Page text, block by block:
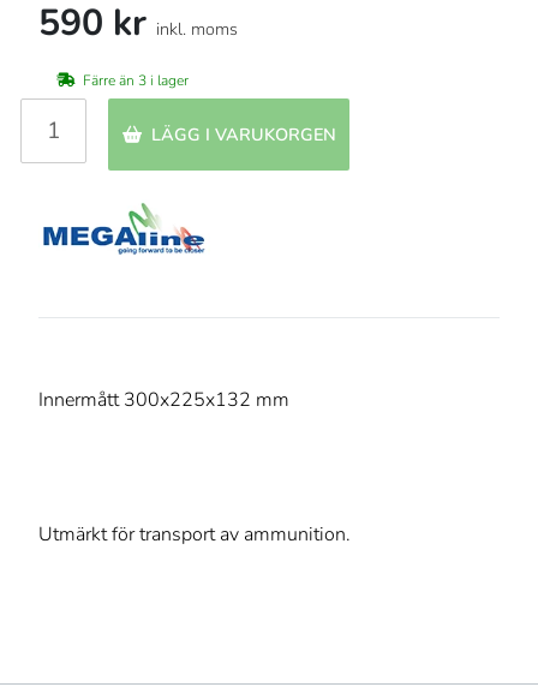
590 kr inkl. moms
Färre än 3 i lager
LÄGG I VARUKORGEN
Innermått 300x225x132 mm
Utmärkt för transport av ammunition.